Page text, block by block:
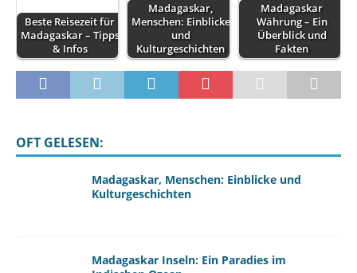
Beste Reisezeit für
Madagaskar – Tipps
& Infos
Madagaskar,
Menschen: Einblicke
und
Kulturgeschichten
Madagaskar
Währung – Ein
Überblick und
Fakten
OFT GELESEN:
Madagaskar, Menschen: Einblicke und
Kulturgeschichten
Madagaskar Inseln: Ein Paradies im